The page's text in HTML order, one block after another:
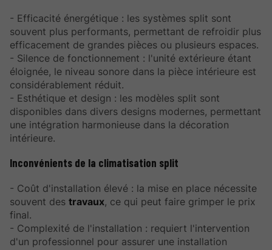
- Efficacité énergétique : les systèmes split sont
souvent plus performants, permettant de refroidir plus
efficacement de grandes pièces ou plusieurs espaces.
- Silence de fonctionnement : l'unité extérieure étant
éloignée, le niveau sonore dans la pièce intérieure est
considérablement réduit.
- Esthétique et design : les modèles split sont
disponibles dans divers designs modernes, permettant
une intégration harmonieuse dans la décoration
intérieure.
Inconvénients de la climatisation split
- Coût d'installation élevé : la mise en place nécessite
souvent des travaux, ce qui peut faire grimper le prix
final.
- Complexité de l'installation : requiert l'intervention
d'un professionnel pour assurer une installation